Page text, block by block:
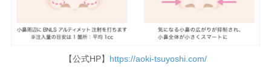
【公式HP】 https://aoki-tsuyoshi.com/